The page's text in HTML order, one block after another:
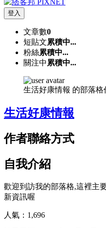
登入
文章數0
短貼文累積中...
粉絲累積中...
關注中 累積中...
生活好康情報 的部落格
生活好康情報
作者聯絡方式
自我介紹
歡迎到訪我的部落格,這裡主
新資訊喔
人氣： 1,696